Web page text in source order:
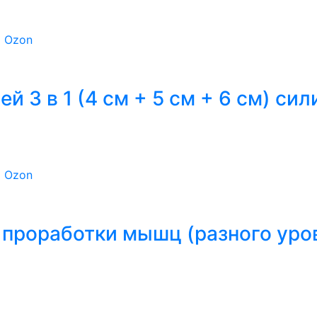
Ozon
3 в 1 (4 см + 5 см + 6 см)
Ozon
мышц (разного